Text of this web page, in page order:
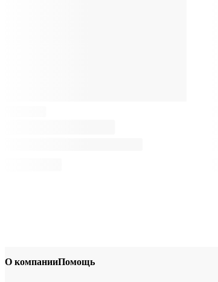
О компанииПомощь